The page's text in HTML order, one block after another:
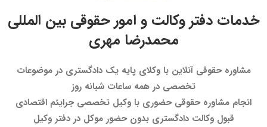
خدمات دفتر وکالت و امور حقوقی بین المللی
محمدرضا مهری
مشاوره حقوقی آنلاین با وکلای پایه یک دادگستری در موضوعات
تخصصی در همه ساعات شبانه روز
انجام مشاوره حقوقی حضوری با وکیل تخصصی جرایئم اقتصادی
قبول وکالت دادگستری بدون حضور موکل در دفتر وکیل